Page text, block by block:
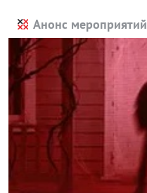
Анонс мероприятий